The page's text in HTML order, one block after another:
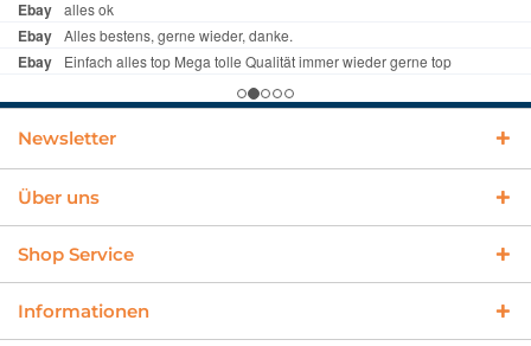
Newsletter
Über uns
Shop Service
Informationen